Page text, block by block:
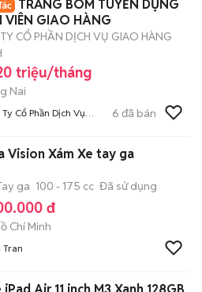
TRẢNG BOM TUYỂN DỤNG
VIÊN GIAO HÀNG
CỔ PHẦN DỊCH VỤ GIAO HÀNG
triệu/tháng
Nai
Cổ Phần Dịch Vụ
6 đã bán
Vision Xám Xe tay ga
ga 100 - 175 cc Đã sử dụng
đ
Chí Minh
Tran